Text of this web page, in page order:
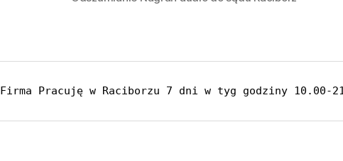
Firma Pracuję w Raciborzu 7 dni w tyg godziny 10.00-